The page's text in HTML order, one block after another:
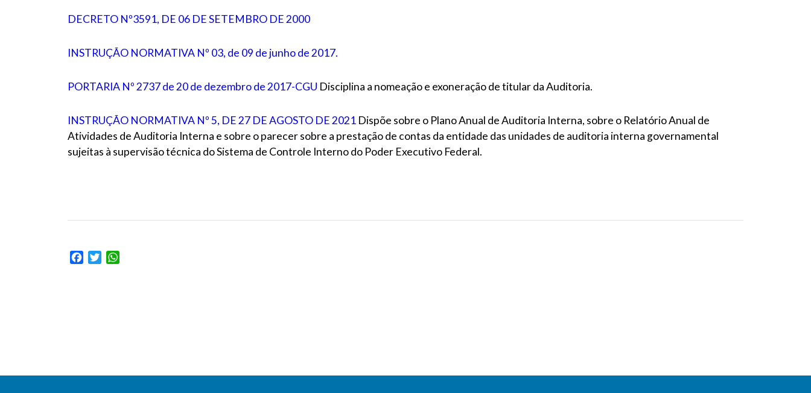
DECRETO Nº3591, DE 06 DE SETEMBRO DE 2000
INSTRUÇÃO NORMATIVA Nº 03, de 09 de junho de 2017.
PORTARIA Nº 2737 de 20 de dezembro de 2017-CGU Disciplina a nomeação e exoneração de titular da Auditoria.
INSTRUÇÃO NORMATIVA Nº 5, DE 27 DE AGOSTO DE 2021 Dispõe sobre o Plano Anual de Auditoria Interna, sobre o Relatório Anual de
Atividades de Auditoria Interna e sobre o parecer sobre a prestação de contas da entidade das unidades de auditoria interna governamental
sujeitas à supervisão técnica do Sistema de Controle Interno do Poder Executivo Federal.
Facebook
Twitter